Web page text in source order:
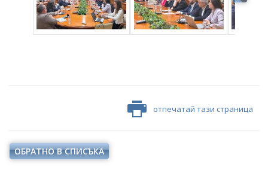
отпечатай тази страница
ОБРАТНО В СПИСЪКА